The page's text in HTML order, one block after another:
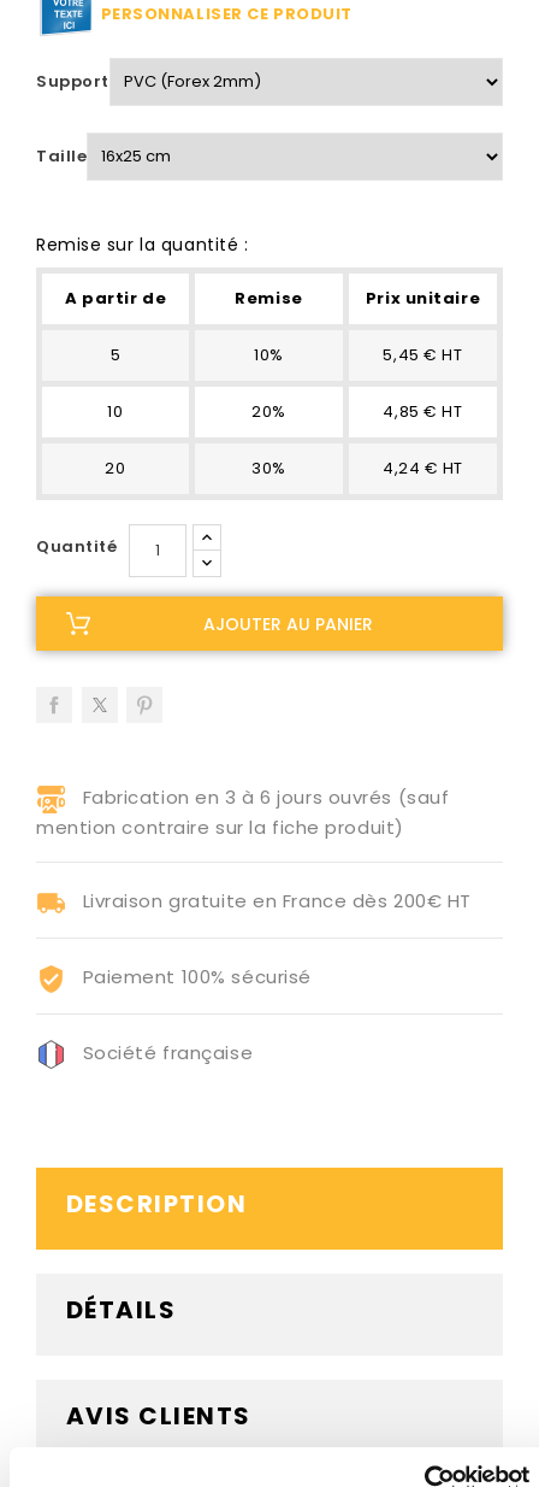
PERSONNALISER CE PRODUIT
Support
Taille
Remise sur la quantité :
A partir de Remise Prix unitaire
5 10% 5,45 € HT
10 20% 4,85 € HT
20 30% 4,24 € HT
Quantité
AJOUTER AU PANIER
Fabrication en 3 à 6 jours ouvrés (sauf
mention contraire sur la fiche produit)
Livraison gratuite en France dès 200€ HT
Paiement 100% sécurisé
Société française
DESCRIPTION
DÉTAILS
AVIS CLIENTS